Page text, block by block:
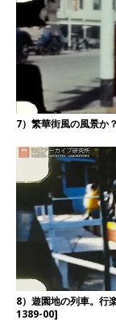
7）繁華街風の風景
8）遊園地の列車。行
1389-00]